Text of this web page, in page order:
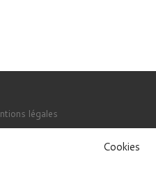
Cookies
légales